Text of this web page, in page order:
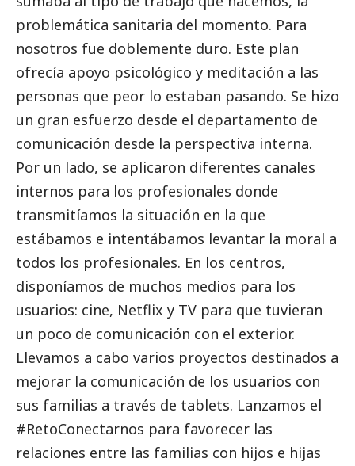
problemática sanitaria del momento. Para
nosotros fue doblemente duro. Este plan
ofrecía apoyo psicológico y meditación a las
personas que peor lo estaban pasando. Se hizo
un gran esfuerzo desde el departamento de
comunicación desde la perspectiva interna.
Por un lado, se aplicaron diferentes canales
internos para los profesionales donde
transmitíamos la situación en la que
estábamos e intentábamos levantar la moral a
todos los profesionales. En los centros,
disponíamos de muchos medios para los
usuarios: cine, Netflix y TV para que tuvieran
un poco de comunicación con el exterior.
Llevamos a cabo varios proyectos destinados a
mejorar la comunicación de los usuarios con
sus familias a través de tablets. Lanzamos el
#RetoConectarnos para favorecer las
relaciones entre las familias con hijos e hijas